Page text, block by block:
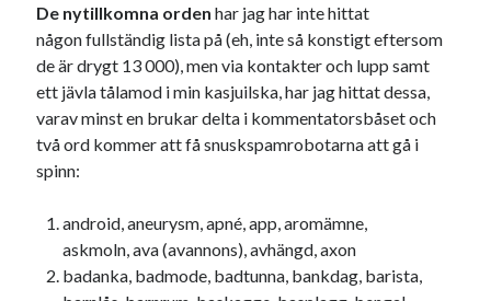
De nytillkomna orden har jag har inte hittat
någon fullständig lista på (eh, inte så konstigt eftersom
de är drygt 13 000), men via kontakter och lupp samt
ett jävla tålamod i min kasjuilska, har jag hittat dessa,
varav minst en brukar delta i kommentatorsbåset och
två ord kommer att få snuskspamrobotarna att gå i
spinn:
android, aneurysm, apné, app, aromämne,
askmoln, ava (avannons), avhängd, axon
badanka, badmode, badtunna, bankdag, barista,